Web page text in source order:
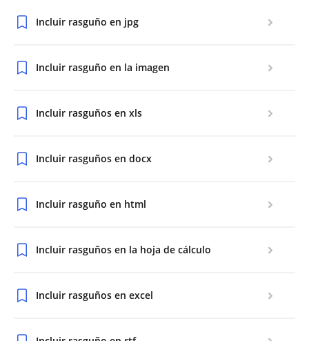
Incluir rasguño en jpg
Incluir rasguño en la imagen
Incluir rasguños en xls
Incluir rasguños en docx
Incluir rasguño en html
Incluir rasguños en la hoja de cálculo
Incluir rasguños en excel